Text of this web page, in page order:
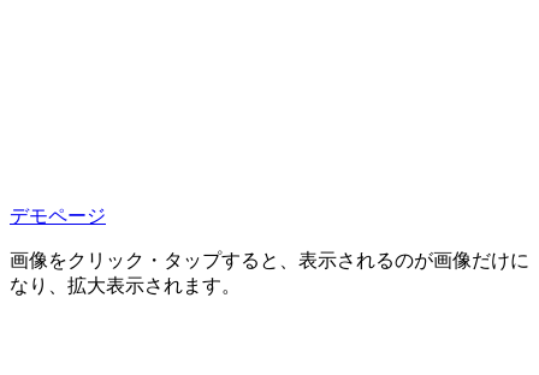
デモページ
画像をクリック・タップすると、表示されるのが画像だけに
なり、拡大表示されます。